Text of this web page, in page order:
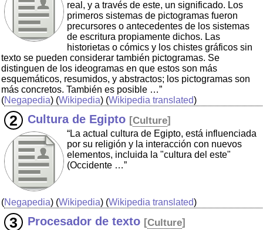
real, y a través de este, un significado. Los
primeros sistemas de pictogramas fueron
precursores o antecedentes de los sistemas
de escritura propiamente dichos. Las
historietas o cómics y los chistes gráficos sin
texto se pueden considerar también pictogramas. Se
distinguen de los ideogramas en que estos son más
esquemáticos, resumidos, y abstractos; los pictogramas son
más concretos. También es posible …”
(Negapedia) (Wikipedia) (Wikipedia translated)
Cultura de Egipto [Culture]
“La actual cultura de Egipto, está influenciada
por su religión y la interacción con nuevos
elementos, incluida la "cultura del este"
(Occidente …”
(Negapedia) (Wikipedia) (Wikipedia translated)
Procesador de texto [Culture]